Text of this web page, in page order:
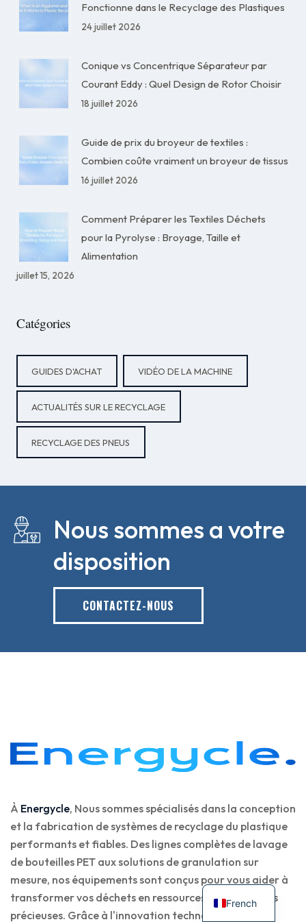
Fonctionne dans le Recyclage des Plastiques
24 juillet 2026
Conique vs Concentrique Séparateur par
Courant Eddy : Quel Design de Rotor Choisir
18 juillet 2026
Guide de prix du broyeur de textiles :
Combien coûte vraiment un broyeur de tissus
16 juillet 2026
Comment Préparer les Textiles Déchets
pour la Pyrolyse : Broyage, Taille et
Alimentation
juillet 15, 2026
Catégories
GUIDES D'ACHAT VIDÉO DE LA MACHINE
ACTUALITÉS SUR LE RECYCLAGE
RECYCLAGE DES PNEUS
Nous sommes a votre
disposition
CONTACTEZ-NOUS
À Energycle, Nous sommes spécialisés dans la conception
et la fabrication de systèmes de recyclage du plastique
performants et fiables. Des lignes complètes de lavage
de bouteilles PET aux solutions de granulation sur
mesure, nos équipements sont conçus pour vous aider à
transformer vos déchets en ressources renouvelables
précieuses. Grâce à l'innovation technologique, nous
French